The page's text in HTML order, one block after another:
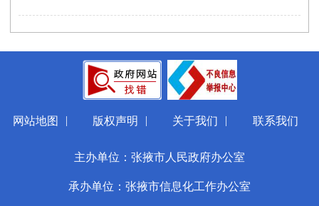
网站地图 | 版权声明 | 关于我们 | 联系我们
主办单位：张掖市人民政府办公室
承办单位：张掖市信息化工作办公室